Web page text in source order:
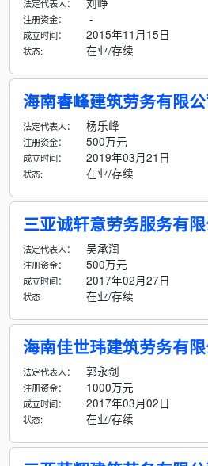
法定代表人：
注册资金： -
成立时间： 2015年11月15日
状态: 在业/存续
海南睿峰建筑劳务有限
法定代表人： 杨乐峰
注册资金： 500万元
成立时间： 2019年03月21日
状态: 在业/存续
三亚诚轩意劳务服务有
法定代表人： 吴承润
注册资金： 500万元
成立时间： 2017年02月27日
状态: 在业/存续
海南佳世玮建筑劳务有
法定代表人： 郭永剑
注册资金： 1000万元
成立时间： 2017年03月02日
状态: 在业/存续